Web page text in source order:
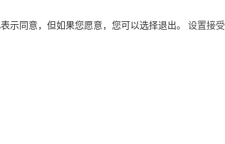
示同意，但如果您愿意，您可以选择退出。 设置接受